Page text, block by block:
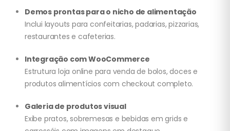
Demos prontas para o nicho de alimentação
Inclui layouts para confeitarias, padarias, pizzarias,
restaurantes e cafeterias.
Integração com WooCommerce
Estrutura loja online para venda de bolos, doces e
produtos alimentícios com checkout completo.
Galeria de produtos visual
Exibe pratos, sobremesas e bebidas em grids e